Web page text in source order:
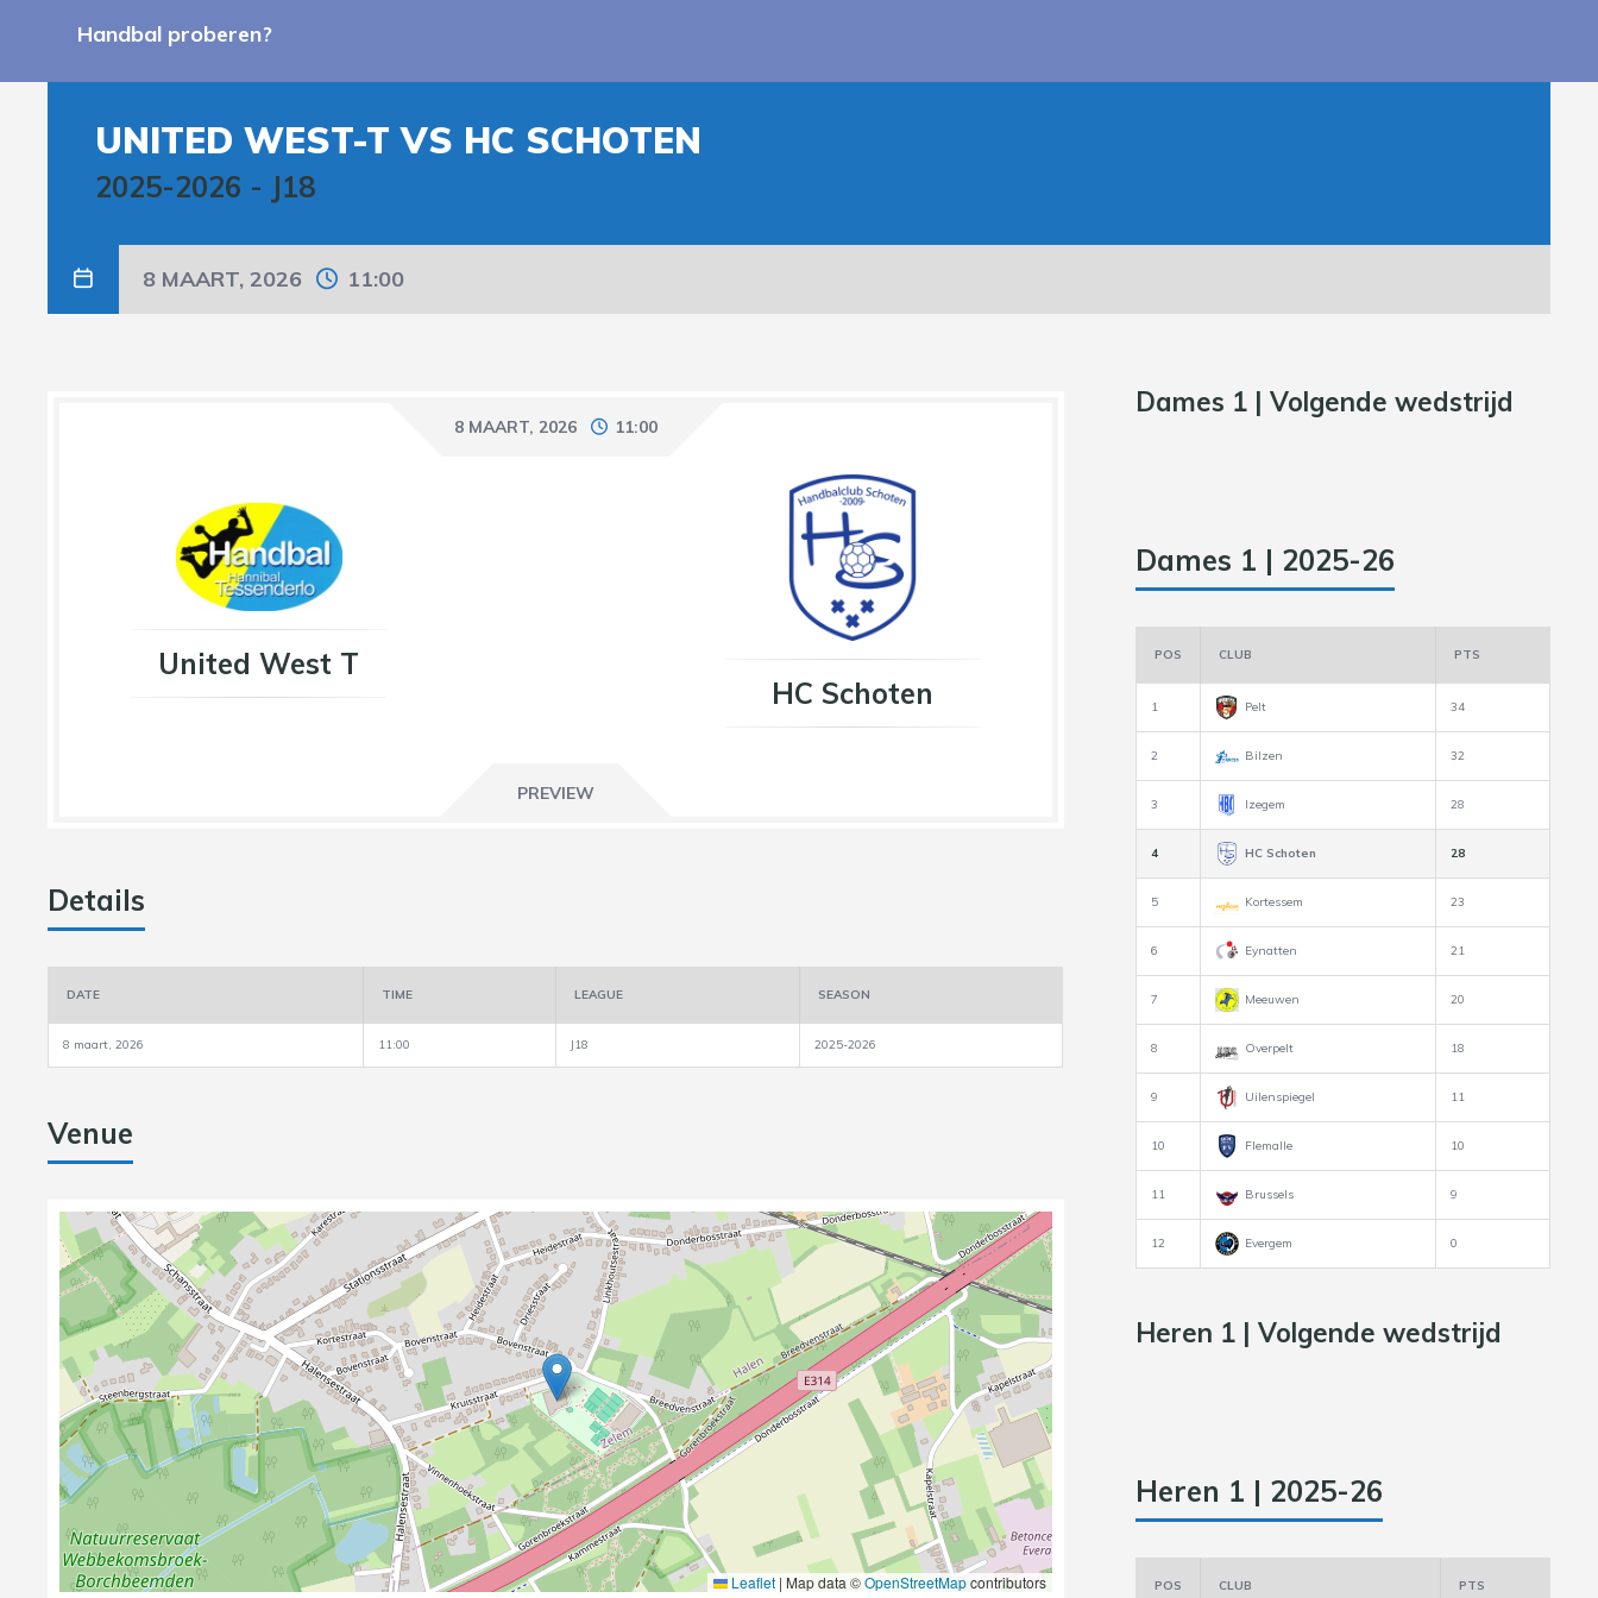
Handbal proberen?
UNITED WEST-T VS HC SCHOTEN
2025-2026 - J18
8 MAART, 2026 11:00
8 MAART, 2026 11:00
United West T
HC Schoten
PREVIEW
Details
DATE TIME LEAGUE SEASON
8 maart, 2026 11:00 J18 2025-2026
Venue
Leaflet | Map data ©OpenStreetMapcontributors
Dames 1 | Volgende wedstrijd
Dames 1 | 2025-26
POS CLUB PTS
1 Pelt 34
2 Bilzen 32
3 Izegem 28
4 HC Schoten 28
5 Kortessem 23
6 Eynatten 21
7 Meeuwen 20
8 Overpelt 18
9 Uilenspiegel 11
10 Flemalle 10
11 Brussels 9
12 Evergem 0
Heren 1 | Volgende wedstrijd
Heren 1 | 2025-26
POS CLUB PTS